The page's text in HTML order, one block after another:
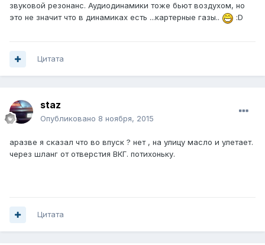
звуковой резонанс. Аудиодинамики тоже бьют воздухом, но
это не значит что в динамиках есть ...картерные газы..
:D
Цитата
staz
Опубликовано 8 ноября, 2015
аразве я сказал что во впуск ? нет , на улицу масло и улетает.
через шланг от отверстия ВКГ. потихоньку.
Цитата